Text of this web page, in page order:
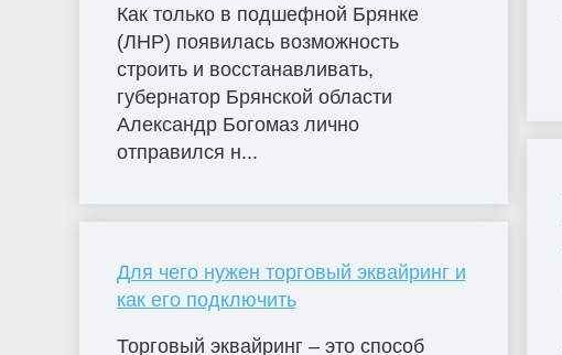
Как только в подшефной Брянке
(ЛНР) появилась возможность
строить и восстанавливать,
губернатор Брянской области
Александр Богомаз лично
отправился н...
Для чего нужен торговый эквайринг и
как его подключить
Торговый эквайринг – это способ